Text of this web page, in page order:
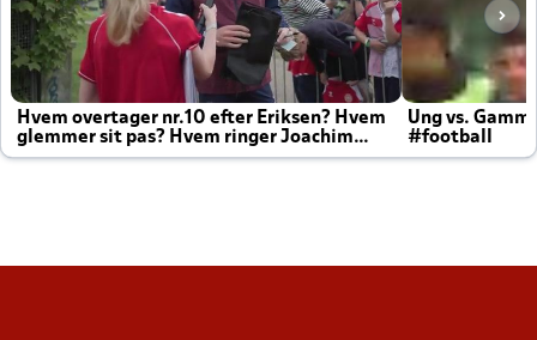
Hvem overtager nr.10 efter Eriksen? Hvem
glemmer sit pas? Hvem ringer Joachim
altid til efter kampe?
Ung vs.
#football